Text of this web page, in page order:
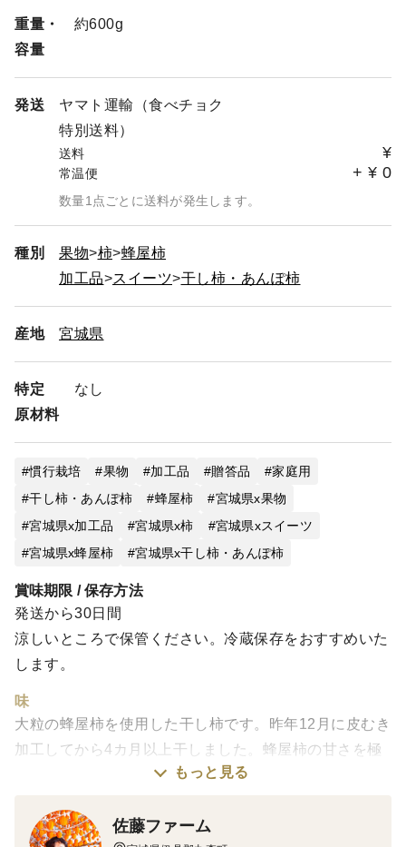
重量・
容量
約600g
発送
ヤマト運輸（食べチョク
特別送料）
送料 ¥
常温便 + ¥ 0
数量1点ごとに送料が発生します。
種別 果物 柿 蜂屋柿
加工品
スイーツ 干し柿・あんぽ柿
産地 宮城県
特定
原材料
なし
慣行栽培 果物 加工品 贈答品
家庭用
干し柿・あんぽ柿
蜂屋柿
宮城県x果物
宮城県x加工品
宮城県x柿
宮城県xスイーツ
宮城県x蜂屋柿
宮城県x干し柿・あんぽ柿
賞味期限 / 保存方法
発送から30日間
涼しいところで保管ください。冷蔵保存をおすすめいた
します。
味
大粒の蜂屋柿を使用した干し柿です。昨年12月に皮むき
加工してから4カ月以上干しました。蜂屋柿の甘さを極
限まで追求した自信作です！
すべての期間を自然乾燥だけで仕上げます。触りもせず
もっと見る
佐藤ファーム